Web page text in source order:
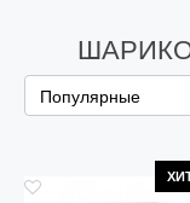
Популярные